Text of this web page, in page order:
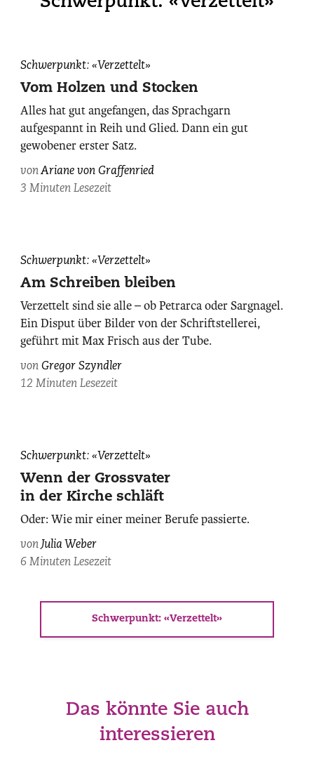
Ariane
Graffenried,
photographiert
von
Claudia
Herzog.
Schwerpunkt: «Verzettelt»
Vom Holzen und Stocken
Alles hat gut angefangen, das Sprachgarn
aufgespannt in Reih und Glied. Dann ein gut
gewobener erster Satz.
vonAriane von Graffenried
3 Minuten Lesezeit
In
und
Glied:
Stifte
von
Nationalbibliothek
(NB),
Simon
Schwerpunkt: «Verzettelt»
Am Schreiben bleiben
Verzettelt sind sie alle – ob Petrarca oder Sargnagel.
Ein Disput über Bilder von der Schriftstellerei,
geführt mit Max Frisch aus der Tube.
vonGregor Szyndler
12 Minuten Lesezeit
Schwerpunkt: «Verzettelt»
Wenn der Grossvater
in der Kirche schläft
Oder: Wie mir einer meiner Berufe passierte.
vonJulia Weber
6 Minuten Lesezeit
Schwerpunkt: «Verzettelt»
Das könnte Sie auch
interessieren